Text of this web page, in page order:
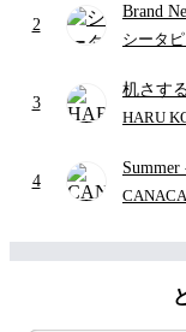
ード・
かわ 人
2
Brand
APPLE
シータ
3
机さす
HARU
4
Summer